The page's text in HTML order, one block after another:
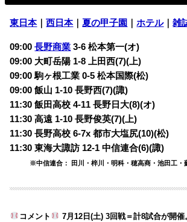
東日本｜西日本｜夏の甲子園 ｜ホテル｜雑
09:00長野商業 3-6 松本第一(オ)
09:00 大町岳陽 1-8 上田西(7)(上)
09:00 駒ヶ根工業 0-5 松本国際(松)
09:00 飯山 1-10 長野西(7)(諏)
11:30 飯田高校 4-11 長野日大(8)(オ)
11:30 高遠 1-10 長野俊英(7)(上)
11:30 長野高校 6-7x 都市大塩尻(10)(松)
11:30 東海大諏訪 12-1 中信連合(6)(諏)
※中信連合： 田川・梓川・明科・穂高商・池田工・
コメント 7月12日(土) 3回戦＝計8試合が開催